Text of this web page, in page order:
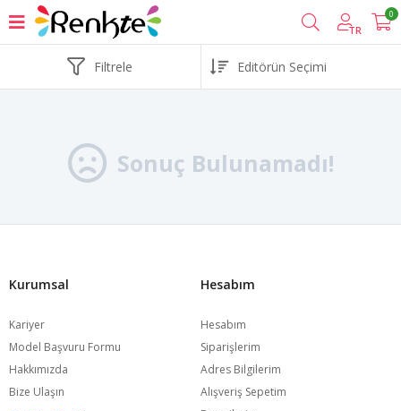
TR
0
Filtrele
Sonuç Bulunamadı!
Kurumsal
Kariyer
Model Başvuru Formu
Hakkımızda
Bize Ulaşın
Hesabım
Hesabım
Siparişlerim
Adres Bilgilerim
Alışveriş Sepetim